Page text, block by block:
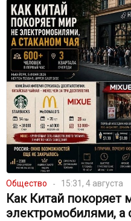
Общество 15:31, 4 августа
Как Китай покоряет
электромобилями, а